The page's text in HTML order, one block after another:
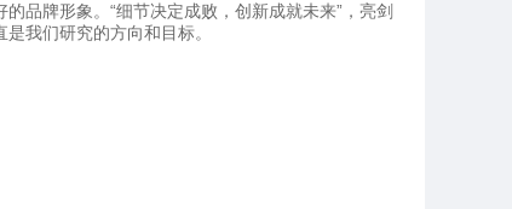
品牌形象。“细节决定成败，创新成就未来”，亮剑
我们研究的方向和目标。